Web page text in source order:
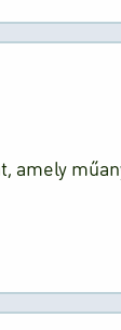
amely